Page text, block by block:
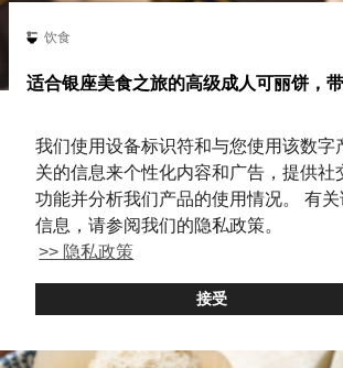
我们使用设备标识符和与您使用该数字
关的信息来个性化内容和广告，提供社
功能并分析我们产品的使用情况。 有关
信息，请参阅我们的隐私政策。
>> 隐私政策
接受
饮食
适合银座美食之旅的高级成人可丽饼，
在银座地标『东急广场银座（Tokyu Plaza
一家吸引成年人的可丽饼店。 总店位于东京外
银座店，以大正时代的建筑为灵感，设计复古
酒吧，给人留下深刻印象的是它与历史悠久的
GINZA Sweets